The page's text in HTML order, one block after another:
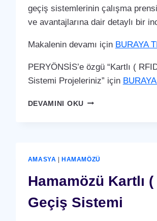
geçiş sistemlerinin çalışma
ve avantajlarına dair detaylı bir
Makalenin devamı için BURAYA
PERYÖNSİS’e özgü “Kartlı (
Sistemi Projeleriniz” için
DEVAMINI OKUMERZIFON
GEÇIŞ
AMASYA |HAMAMÖZÜ
Hamamözü Kartlı (
Geçiş Sistemi